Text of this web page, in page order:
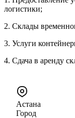
логистики;
2. Склады
3. Услуги
4. Сдача в аренду
Астана
Город